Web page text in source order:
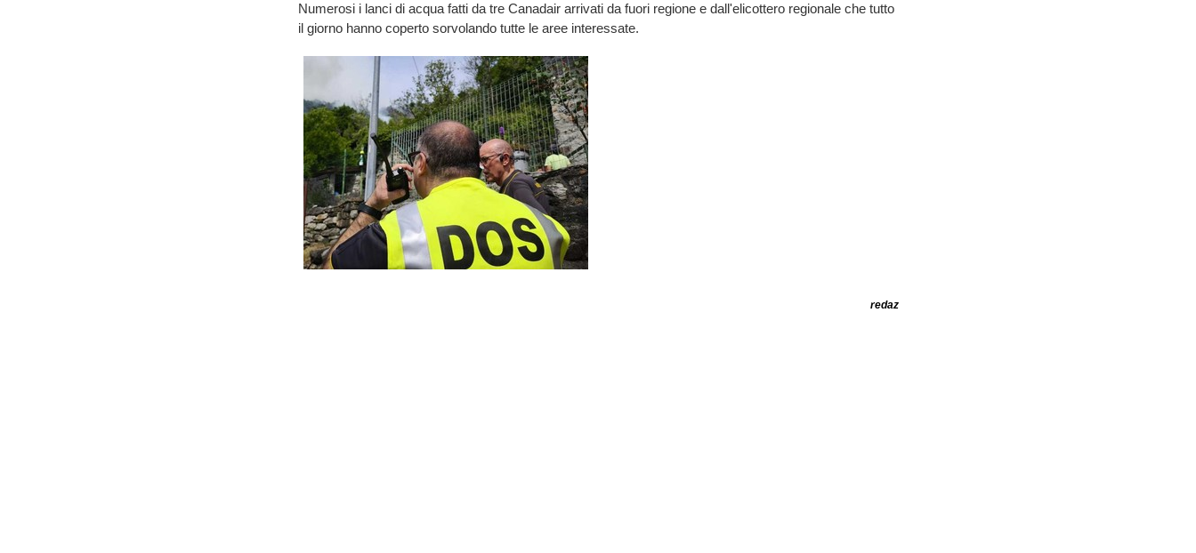
Numerosi i lanci di acqua fatti da tre Canadair arrivati da fuori regione e dall'elicottero regionale che tutto
il giorno hanno coperto sorvolando tutte le aree interessate.
redaz